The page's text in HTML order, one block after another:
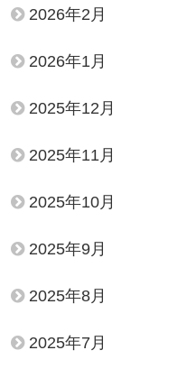
2026年2月
2026年1月
2025年12月
2025年11月
2025年10月
2025年9月
2025年8月
2025年7月